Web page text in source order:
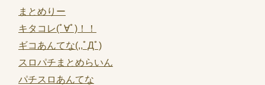
まとめりー
キタコレ(ﾟ∀ﾟ)！！
ギコあんてな(,,ﾟДﾟ)
スロパチまとめらいん
パチスロあんてな